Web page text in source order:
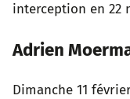
interception en 22
Adrien
Dimanche 11